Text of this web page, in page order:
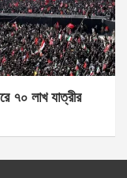
৭০ লাখ যাত্রীর